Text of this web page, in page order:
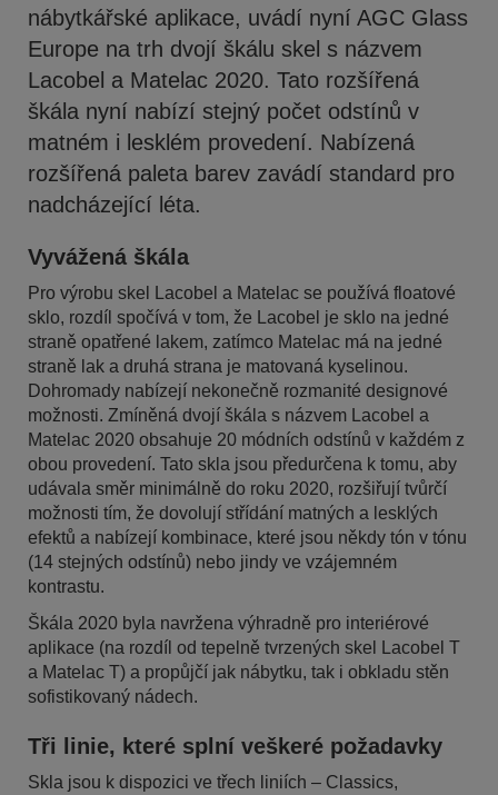
nábytkářské aplikace, uvádí nyní AGC Glass
Europe na trh dvojí škálu skel s názvem
Lacobel a Matelac 2020. Tato rozšířená
škála nyní nabízí stejný počet odstínů v
matném i lesklém provedení. Nabízená
rozšířená paleta barev zavádí standard pro
nadcházející léta.
Vyvážená škála
Pro výrobu skel Lacobel a Matelac se používá floatové
sklo, rozdíl spočívá v tom, že Lacobel je sklo na jedné
straně opatřené lakem, zatímco Matelac má na jedné
straně lak a druhá strana je matovaná kyselinou.
Dohromady nabízejí nekonečně rozmanité designové
možnosti. Zmíněná dvojí škála s názvem Lacobel a
Matelac 2020 obsahuje 20 módních odstínů v každém z
obou provedení. Tato skla jsou předurčena k tomu, aby
udávala směr minimálně do roku 2020, rozšiřují tvůrčí
možnosti tím, že dovolují střídání matných a lesklých
efektů a nabízejí kombinace, které jsou někdy tón v tónu
(14 stejných odstínů) nebo jindy ve vzájemném
kontrastu.
Škála 2020 byla navržena výhradně pro interiérové
aplikace (na rozdíl od tepelně tvrzených skel Lacobel T
a Matelac T) a propůjčí jak nábytku, tak i obkladu stěn
sofistikovaný nádech.
Tři linie, které splní veškeré požadavky
Skla jsou k dispozici ve třech liniích – Classics,